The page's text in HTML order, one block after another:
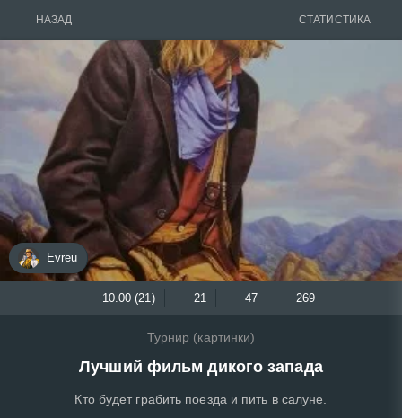
НАЗАД СТАТИСТИКА
Evreu
10.00 (21) 21 47 269
Турнир (картинки)
Лучший фильм дикого запада
Кто будет грабить поезда и пить в салуне.